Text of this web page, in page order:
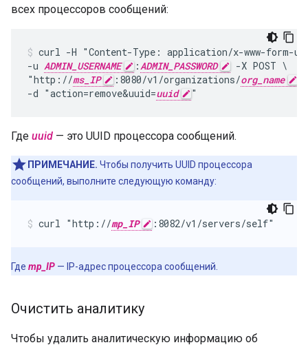
всех процессоров сообщений:
curl -H "Content-Type: application/x-www-form-
-u ADMIN_USERNAME :ADMIN_PASSWORD
-X POST \
"http://ms_IP :8080/v1/organizations/org_name
-d "action=remove&uuid=uuid "
Где uuid — это UUID процессора сообщений.
ПРИМЕЧАНИЕ. Чтобы получить UUID процессора
сообщений, выполните следующую команду:
curl "http://mp_IP :8082/v1/servers/self"
Где mp_IP — IP-адрес процессора сообщений.
Очистить аналитику
Чтобы удалить аналитическую информацию об